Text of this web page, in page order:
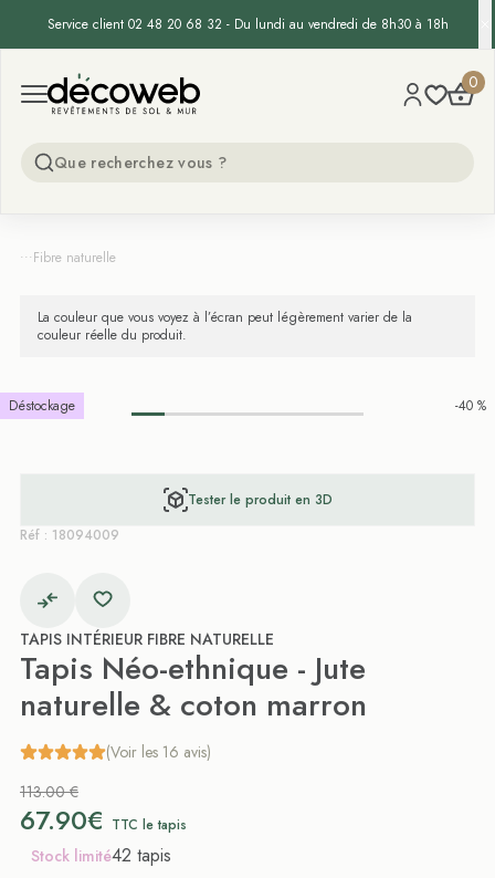
Service client 02 48 20 68 32 - Du lundi au vendredi de 8h30 à 18h
Open menu
Decoweb 0
...Fibre naturelle
La couleur que vous voyez à l’écran peut légèrement varier de la
couleur réelle du produit.
Déstockage -40 %
Tester le produit en 3D
Réf : 18094009
TAPIS INTÉRIEUR FIBRE NATURELLE
Tapis Néo-ethnique - Jute
naturelle & coton marron
(Voir les 16 avis)
113.00 €
67.90€ TTC le tapis
Stock limité42 tapis